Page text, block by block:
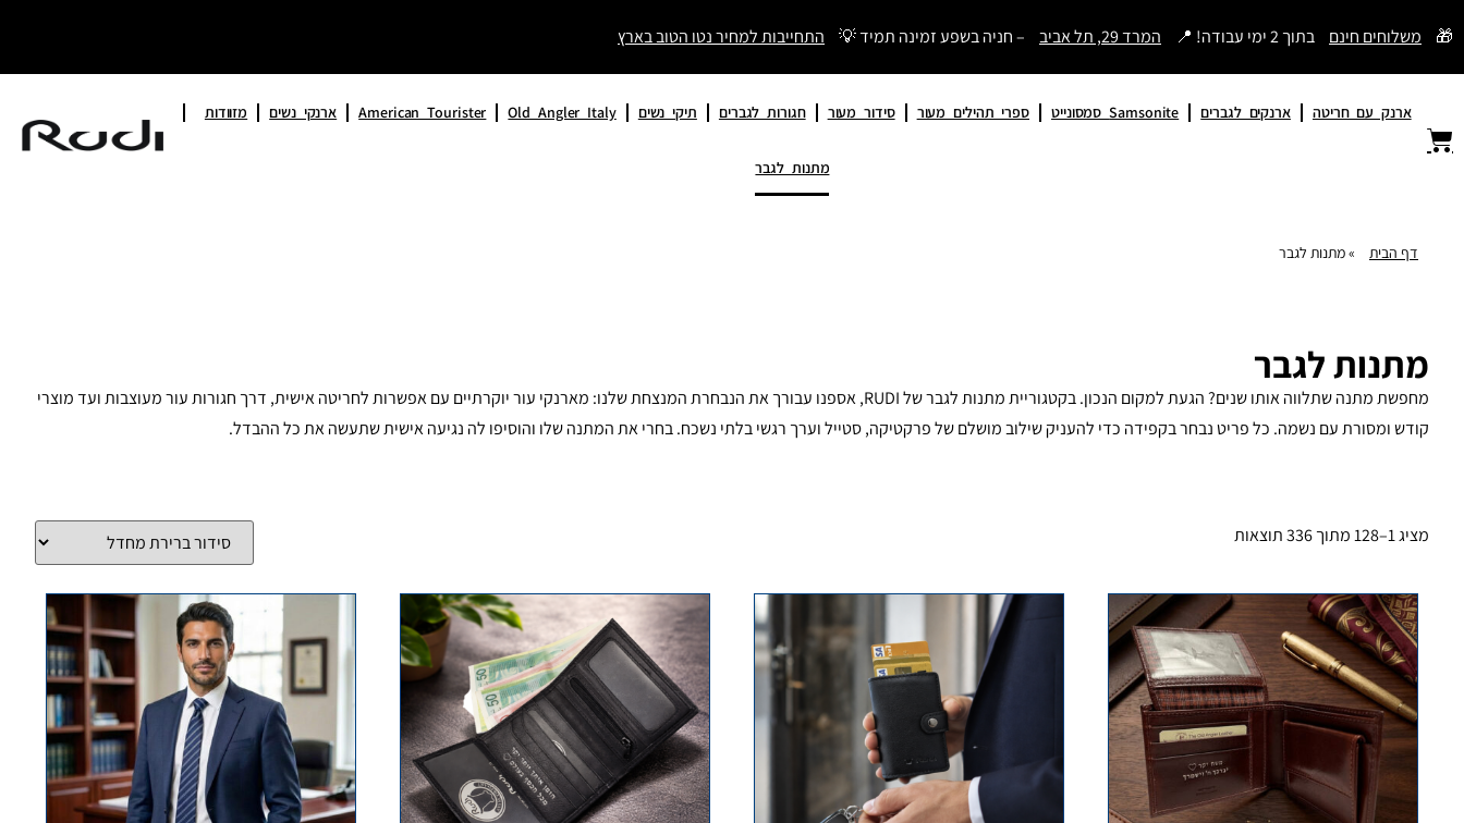
דילוג
🎁 משלוחים חינם בתוך 2 ימי עבודה! 📍 המרד 29, תל אביב – חניה בשפע זמינה תמיד 💡 התחייבות למחיר נטו הטוב בארץ
ארנק עם חריטה ארנקים לגברים Samsonite סמסונייט ספרי תהילים מעור סידור מעור חגורות לגברים תיקי נשים Old Angler Italy
American Tourister ארנקי נשים מזוודות
מתנות לגבר
דף הבית »מתנות לגבר
מתנות לגבר
מחפשת מתנה שתלווה אותו שנים? הגעת למקום הנכון. בקטגוריית מתנות לגבר של RUDI, אספנו עבורך את הנבחרת המנצחת שלנו: מארנקי עור יוקרתיים עם אפשרות לחריטה אישית, דרך חגורות עור מעוצבות ועד מוצרי
קודש ומסורת עם נשמה. כל פריט נבחר בקפידה כדי להעניק שילוב מושלם של פרקטיקה, סטייל וערך רגשי בלתי נשכח. בחרי את המתנה שלו והוסיפו לה נגיעה אישית שתעשה את כל ההבדל.
מציג 1–128 מתוך 336 תוצאות